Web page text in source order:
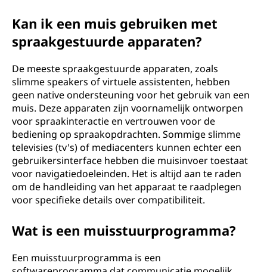
Kan ik een muis gebruiken met
spraakgestuurde apparaten?
De meeste spraakgestuurde apparaten, zoals
slimme speakers of virtuele assistenten, hebben
geen native ondersteuning voor het gebruik van een
muis. Deze apparaten zijn voornamelijk ontworpen
voor spraakinteractie en vertrouwen voor de
bediening op spraakopdrachten. Sommige slimme
televisies (tv's) of mediacenters kunnen echter een
gebruikersinterface hebben die muisinvoer toestaat
voor navigatiedoeleinden. Het is altijd aan te raden
om de handleiding van het apparaat te raadplegen
voor specifieke details over compatibiliteit.
Wat is een muisstuurprogramma?
Een muisstuurprogramma is een